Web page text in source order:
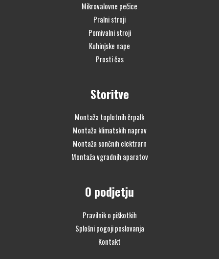
Mikrovalovne pečice
Pralni stroji
Pomivalni stroji
Kuhinjske nape
Prosti čas
Storitve
Montaža toplotnih črpalk
Montaža klimatskih naprav
Montaža sončnih elektrarn
Montaža vgradnih aparatov
O podjetju
Pravilnik o piškotkih
Splošni pogoji poslovanja
Kontakt